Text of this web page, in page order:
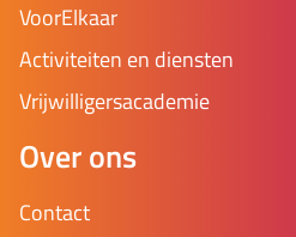
VoorElkaar
Activiteiten en diensten
Vrijwilligersacademie
Over ons
Contact